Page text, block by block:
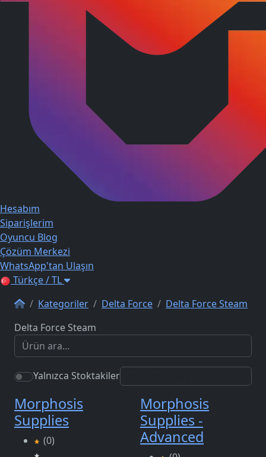
Hesabım
Siparişlerim
Oyuncu Blog
Çözüm Merkezi
WhatsApp'tan Ulaşın
Türkçe / TL
Kategoriler
Delta Force
Delta Force Steam
Delta Force Steam
Yalnızca Stoktakiler
Morphosis
Supplies
(0)
Morphosis
Supplies -
Advanced